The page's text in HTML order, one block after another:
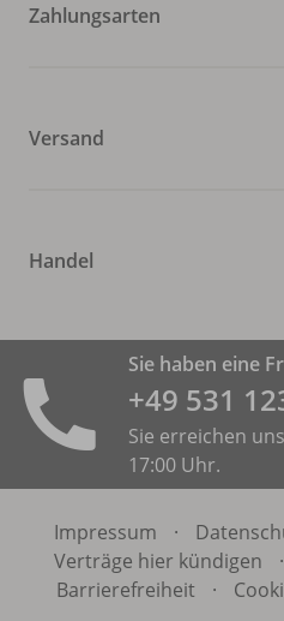
Zahlungsarten
Versand
Handel
Sie haben eine
+49 531
Sie erreichen
17:00 Uhr.
Impressum ·
Verträge hier kündigen
·
Barrierefreiheit
·